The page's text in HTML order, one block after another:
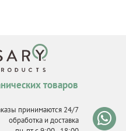
товаров
принимаются 24/7
обработка и доставка